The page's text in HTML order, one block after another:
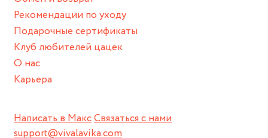
пока не носите украшение на себе.
Написать в МаксСвязаться с нами
support@vivalavika.com
Рекомендации по уходу
Подарочные сертификаты
Клуб любителей цацек
О нас
Карьера